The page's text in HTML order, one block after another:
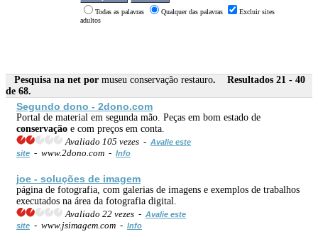
Todas as palavras Qualquer das palavras
Excluir sites
adultos
Pesquisa na net por museu conservação restauro. Resultados 21 - 40
de 68.
Segundo dono - 2dono.com
Portal de material em segunda mão. Peças em bom estado de
conservação e com preços em conta.
Avaliado 105 vezes - Avalie este
site - www.2dono.com - Info
joe - soluções de imagem
página de fotografia, com galerias de imagens e exemplos de trabalhos
executados na área da fotografia digital.
Avaliado 22 vezes - Avalie este
site - www.jsimagem.com - Info